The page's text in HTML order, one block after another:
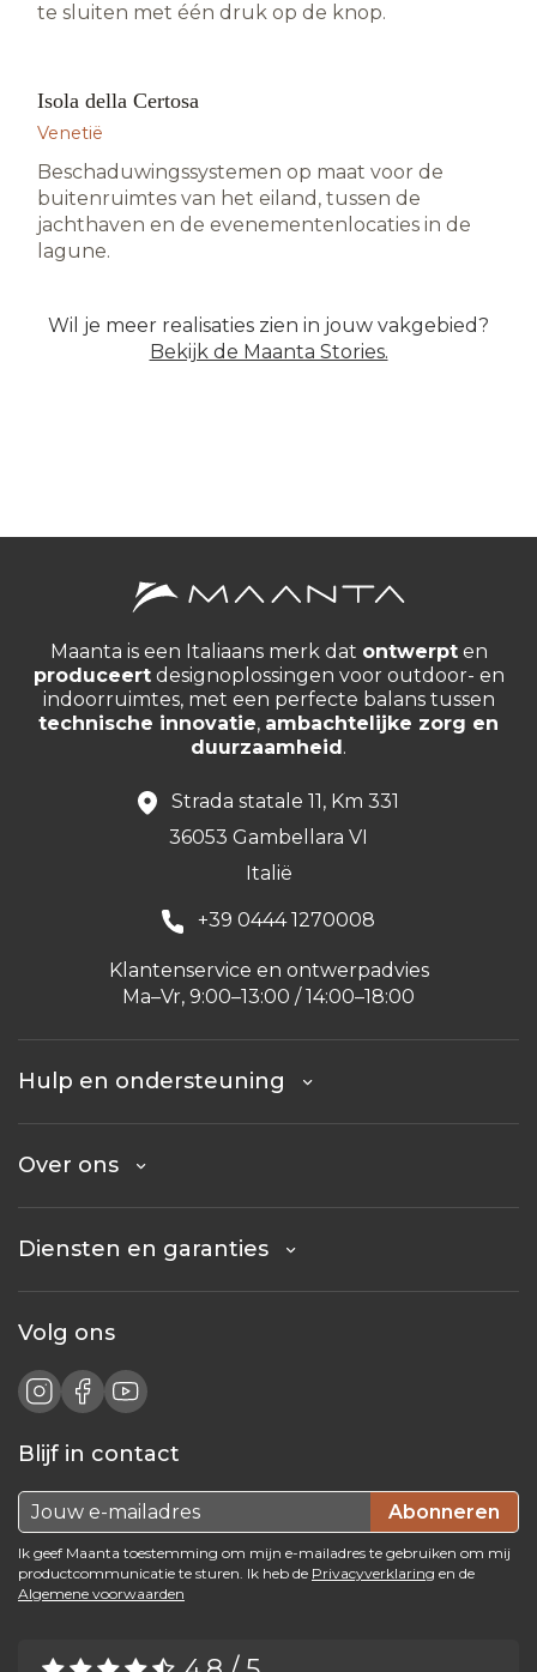
te sluiten met één druk op de knop.
HOSPITALITY · VENETIË
Isola della Certosa
Venetië
Beschaduwingssystemen op maat voor de
buitenruimtes van het eiland, tussen de
jachthaven en de evenementenlocaties in de
lagune.
Wil je meer realisaties zien in jouw vakgebied?
Bekijk de Maanta Stories.
Maanta is een Italiaans merk dat ontwerpten
produceertdesignoplossingen voor outdoor- en
indoorruimtes, met een perfecte balans tussen
technische innovatie, ambachtelijke zorg en
duurzaamheid .
Strada statale 11, Km 331
36053 Gambellara VI
Italië
+39 0444 1270008
Klantenservice en ontwerpadvies
Ma–Vr, 9:00–13:00 / 14:00–18:00
Hulp en ondersteuning
Over ons
Diensten en garanties
Volg ons
Blijf in contact
Abonneren
Ik geef Maanta toestemming om mijn e-mailadres te gebruiken om mij
productcommunicatie te sturen. Ik heb de Privacyverklaring en de
Algemene voorwaarden